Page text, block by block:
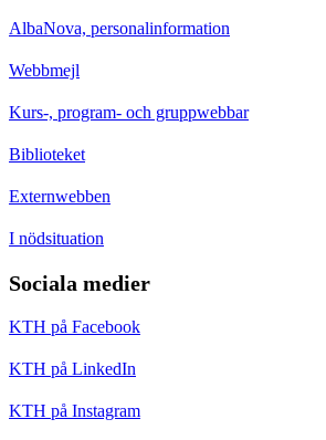
AlbaNova, personalinformation
Webbmejl
Kurs-, program- och gruppwebbar
Biblioteket
Externwebben
I nödsituation
Sociala medier
KTH på Facebook
KTH på LinkedIn
KTH på Instagram